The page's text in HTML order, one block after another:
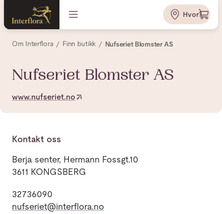
Hvor?
Om Interflora Finn butikk Nufseriet Blomster AS
Nufseriet Blomster AS
www.nufseriet.no
Kontakt oss
Berja senter, Hermann Fossgt.10
3611 KONGSBERG
32736090
nufseriet@interflora.no